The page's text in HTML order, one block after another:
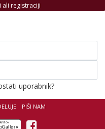
PIŠI NAM
Facebook
ali registraciji
uporabnik?